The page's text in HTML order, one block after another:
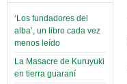
‘Los fundadores del
alba’, un libro cada vez
menos leído
La Masacre de Kuruyuki
en tierra guaraní